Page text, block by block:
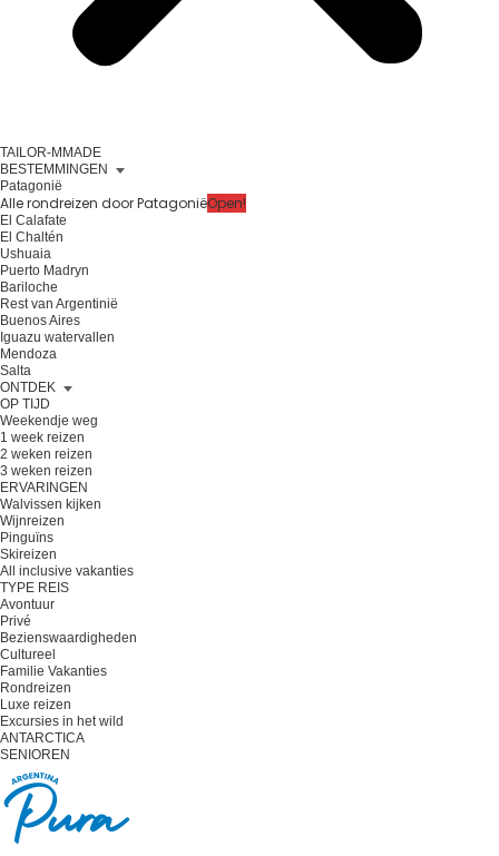
TAILOR-MMADE
BESTEMMINGEN
Patagonië
Alle rondreizen door PatagoniëOpen!
El Calafate
El Chaltén
Ushuaia
Puerto Madryn
Bariloche
Rest van Argentinië
Buenos Aires
Iguazu watervallen
Mendoza
Salta
ONTDEK
OP TIJD
Weekendje weg
1 week reizen
2 weken reizen
3 weken reizen
ERVARINGEN
Walvissen kijken
Wijnreizen
Pinguïns
Skireizen
All inclusive vakanties
TYPE REIS
Avontuur
Privé
Bezienswaardigheden
Cultureel
Familie Vakanties
Rondreizen
Luxe reizen
Excursies in het wild
ANTARCTICA
SENIOREN